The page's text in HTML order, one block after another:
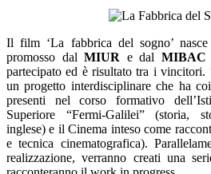
Il film ‘La fabbrica del sogno’
promosso dalMIUR e dal
partecipato ed è risultato tra i vincitori.
un progetto interdisciplinare che ha
presenti nel corso formativo
Superiore “Fermi-Galilei” (storia,
inglese) e il Cinema inteso come
e tecnica cinematografica).
realizzazione, verranno creati una